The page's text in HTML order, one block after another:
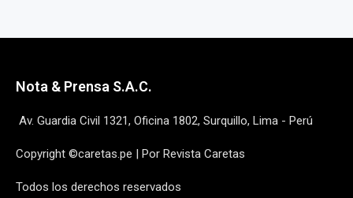
Nota & Prensa S.A.C.
Av. Guardia Civil 1321, Oficina 1802, Surquillo, Lima - Perú
Copyright ©caretas.pe | Por Revista Caretas
Todos los derechos reservados